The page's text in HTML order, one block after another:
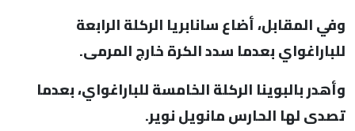
وفي المقابل، أضاع سانابريا الركلة الرابعة
للباراغواي بعدما سدد الكرة خارج المرمى.
وأهدر بالبوينا الركلة الخامسة للباراغواي، بعدما
تصدى لها الحارس مانويل نوير.